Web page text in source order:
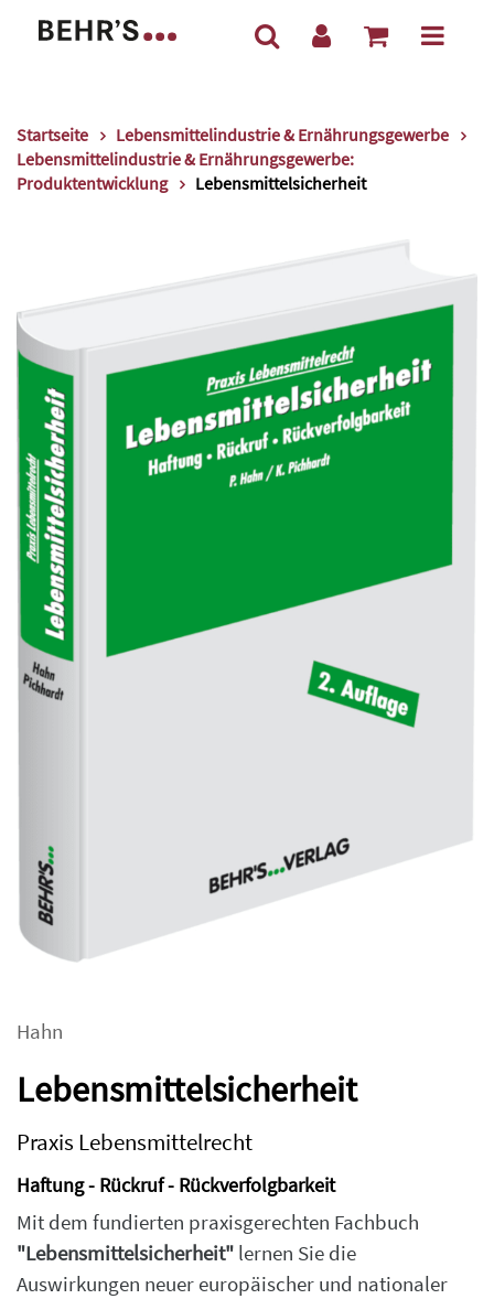
Startseite
Lebensmittelindustrie & Ernährungsgewerbe
Lebensmittelindustrie & Ernährungsgewerbe:
Produktentwicklung
Lebensmittelsicherheit
Hahn
Lebensmittelsicherheit
Praxis Lebensmittelrecht
Haftung - Rückruf - Rückverfolgbarkeit
Mit dem fundierten praxisgerechten Fachbuch
"Lebensmittelsicherheit" lernen Sie die
Auswirkungen neuer europäischer und nationaler